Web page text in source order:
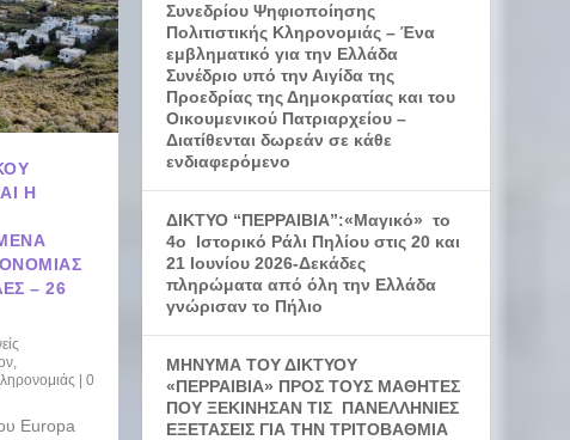
Η
– 26
,
| 0
Europa
Συνεδρίου Ψηφιοποίησης
Πολιτιστικής Κληρονομιάς – Ένα
εμβληματικό για την Ελλάδα
Συνέδριο υπό την Αιγίδα της
Προεδρίας της Δημοκρατίας και του
Οικουμενικού Πατριαρχείου –
Διατίθενται δωρεάν σε κάθε
ενδιαφερόμενο
ΔΙΚΤΥΟ “ΠΕΡΡΑΙΒΙΑ”:«Μαγικό» το
4ο Ιστορικό Ράλι Πηλίου στις 20 και
21 Ιουνίου 2026-Δεκάδες
πληρώματα από όλη την Ελλάδα
γνώρισαν το Πήλιο
ΜΗΝΥΜΑ ΤΟΥ ΔΙΚΤΥΟΥ
«ΠΕΡΡΑΙΒΙΑ» ΠΡΟΣ ΤΟΥΣ ΜΑΘΗΤΕΣ
ΠΟΥ ΞΕΚΙΝΗΣΑΝ ΤΙΣ ΠΑΝΕΛΛΗΝΙΕΣ
ΕΞΕΤΑΣΕΙΣ ΓΙΑ ΤΗΝ ΤΡΙΤΟΒΑΘΜΙΑ